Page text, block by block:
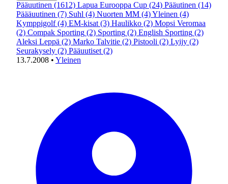
Pääuutinen (1612) Lapua Eurooppa Cup (24) Pääutinen (14)
Päääuutinen (7) Suhl (4) Nuorten MM (4)Yleinen (4)
Kymppigolf (4) EM-kisat (3) Haulikko (2) Mopsi Veromaa
(2) Compak Sporting (2) Sporting (2) English Sporting (2)
Aleksi Leppä (2) Marko Talvitie (2) Pistooli (2) Lyijy (2)
Seurakysely (2) Pääuutiset (2)
13.7.2008 • Yleinen